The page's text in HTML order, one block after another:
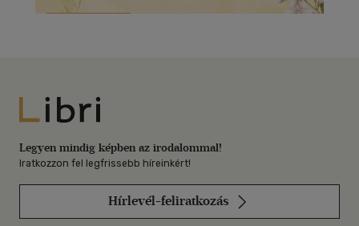
Libri
Legyen mindig képben az irodalommal!
Iratkozzon fel legfrissebb híreinkért!
Hírlevél-feliratkozás